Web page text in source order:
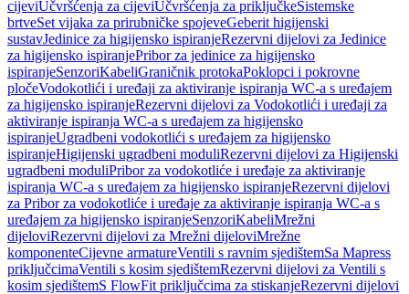
cijeviUčvršćenja za cijeviUčvršćenja za priključkeSistemske
brtveSet vijaka za prirubničke spojeveGeberit higijenski
sustavJedinice za higijensko ispiranjeRezervni dijelovi za Jedinice
za higijensko ispiranjePribor za jedinice za higijensko
ispiranjeSenzoriKabeliGraničnik protokaPoklopci i pokrovne
pločeVodokotlići i uređaji za aktiviranje ispiranja WC-a s uređajem
za higijensko ispiranjeRezervni dijelovi za Vodokotlići i uređaji za
aktiviranje ispiranja WC-a s uređajem za higijensko
ispiranjeUgradbeni vodokotlići s uređajem za higijensko
ispiranjeHigijenski ugradbeni moduliRezervni dijelovi za Higijenski
ugradbeni moduliPribor za vodokotliće i uređaje za aktiviranje
ispiranja WC-a s uređajem za higijensko ispiranjeRezervni dijelovi
za Pribor za vodokotliće i uređaje za aktiviranje ispiranja WC-a s
uređajem za higijensko ispiranjeSenzoriKabeliMrežni
dijeloviRezervni dijelovi za Mrežni dijeloviMrežne
komponenteCijevne armatureVentili s ravnim sjedištemSa Mapress
priključcimaVentili s kosim sjedištemRezervni dijelovi za Ventili s
kosim sjedištemS FlowFit priključcima za stiskanjeRezervni dijelovi